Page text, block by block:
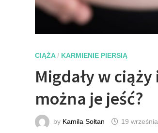
CIĄŻA/ KARMIENIE PIERSIĄ
Migdały w
można je jeść?
by Kamila Sołtan 19